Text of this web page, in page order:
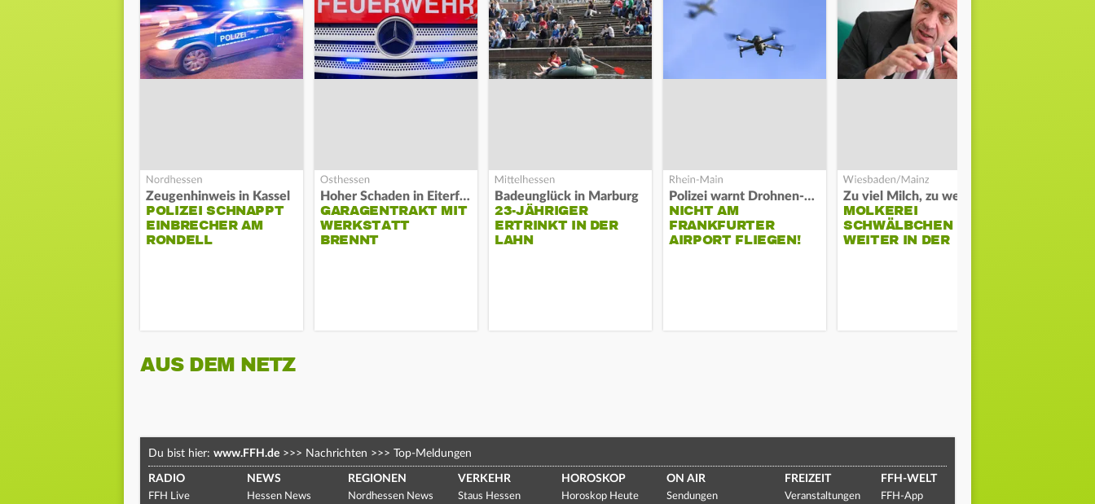
Zeugenhinweis in Kassel
POLIZEI SCHNAPPT
EINBRECHER AM
RONDELL
Hoher Schaden in Eiterfeld
GARAGENTRAKT MIT
WERKSTATT
BRENNT
Badeunglück in Marburg
23-JÄHRIGER
ERTRINKT IN DER
LAHN
Polizei warnt Drohnen-Besitzer
NICHT AM
FRANKFURTER
AIRPORT FLIEGEN!
MOLKEREI
SCHWÄLBCHEN
WEITER IN DER
AUS DEM NETZ
Du bist hier: www.FFH.de >>> Nachrichten >>> Top-Meldungen
RADIO
FFH Live
NEWS
Hessen News
REGIONEN
Nordhessen News
VERKEHR
Staus Hessen
HOROSKOP
Horoskop Heute
ON AIR
Sendungen
FREIZEIT
Veranstaltungen
FFH-WELT
FFH-App